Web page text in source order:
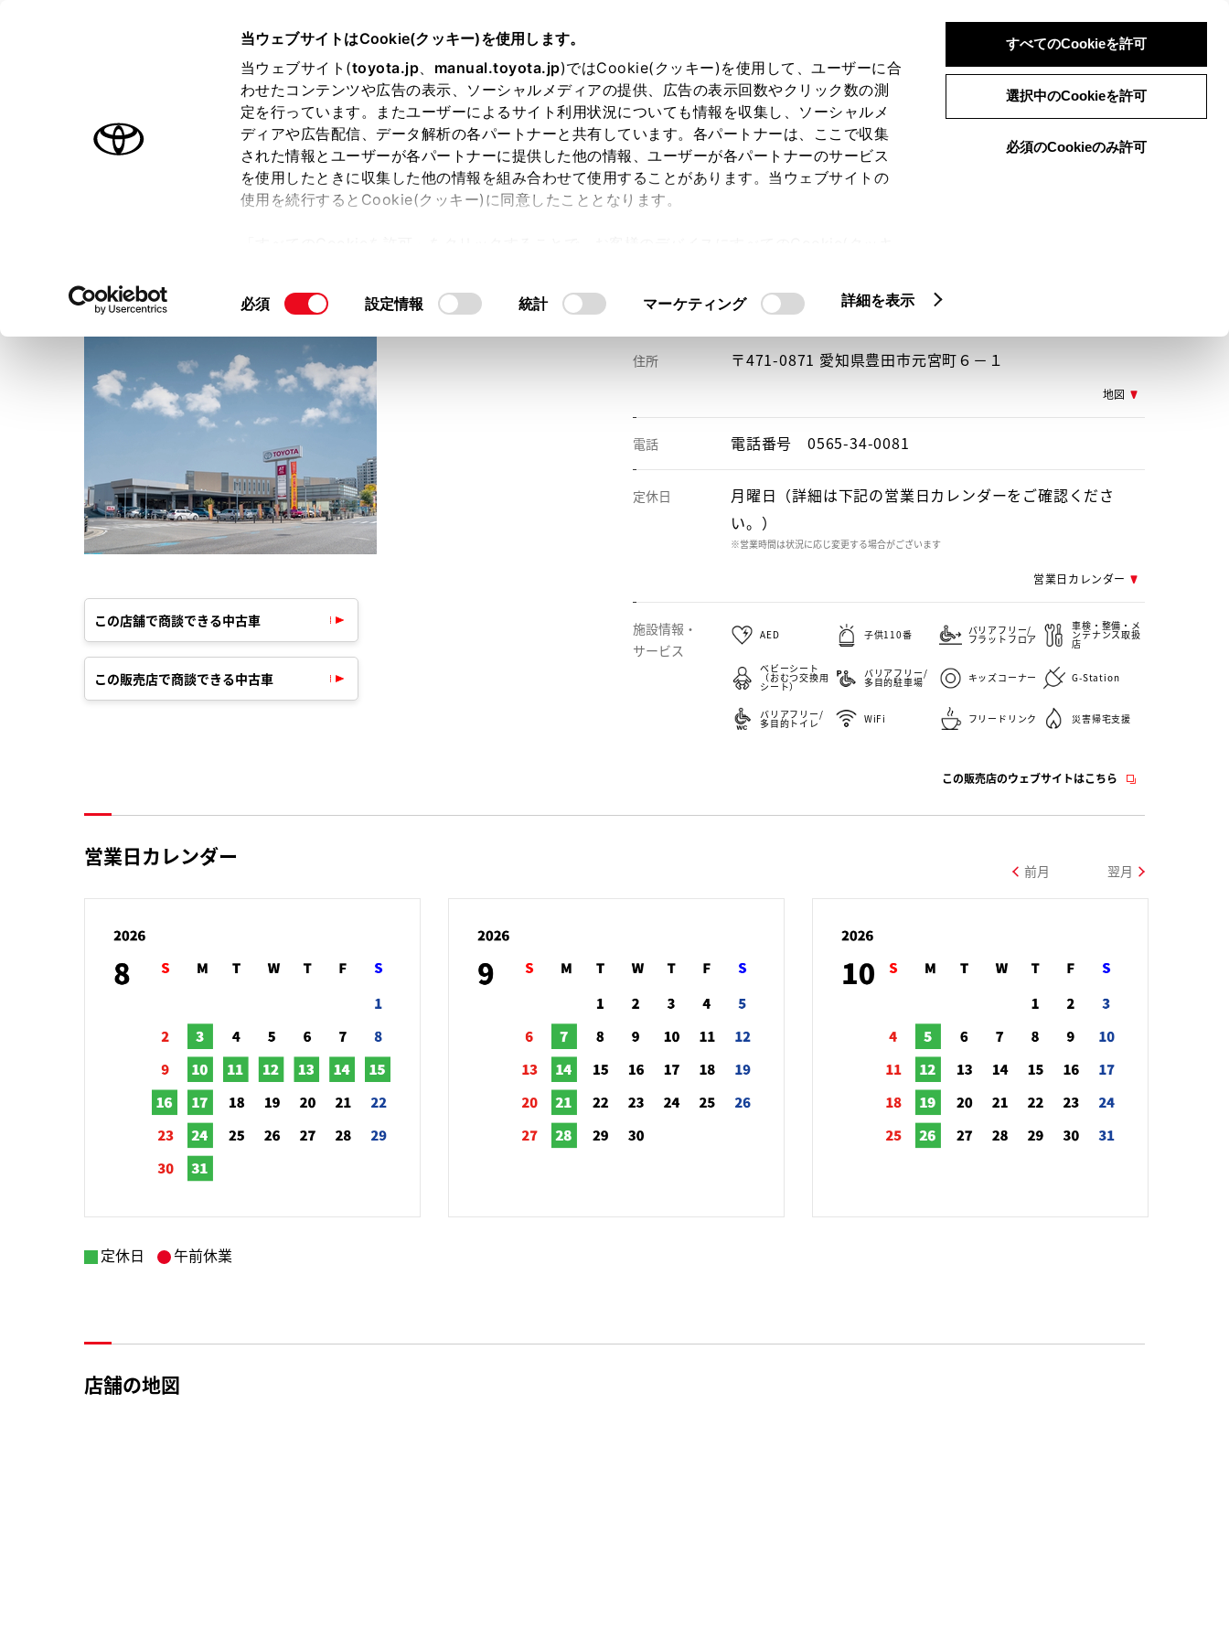
当ウェブサイトはCookie(クッキー)を使用します。
当ウェブサイト(toyota.jp、 manual.toyota.jp)ではCookie(クッキー)を使用して、ユーザーに合
わせたコンテンツや広告の表示、ソーシャルメディアの提供、広告の表示回数やクリック数の測
定を行っています。またユーザーによるサイト利用状況についても情報を収集し、ソーシャルメ
ディアや広告配信、データ解析の各パートナーと共有しています。各パートナーは、ここで収集
された情報とユーザーが各パートナーに提供した他の情報、ユーザーが各パートナーのサービス
を使用したときに収集した他の情報を組み合わせて使用することがあります。当ウェブサイトの
使用を続行するとCookie(クッキー)に同意したこととなります。
て」をご覧ください。
同
選
択
必須 設定情報 統計 マーケティング 詳細を表示
すべてのCookieを許可
選択中のCookieを許可
必須のCookieのみ許可
ログイン 検索 メニュー
オーナーサポート トピックス
トヨタ認定中古車 メニュー
トヨタ認定中古車の魅力 3つの買い方 オンライン購入 お気に入り
豊田元宮店
この店舗で商談できる中古車
この販売店で商談できる中古車
住所 〒471-0871 愛知県豊田市元宮町６－１
地図
電話 電話番号 0565-34-0081
定休日
月曜日（詳細は下記の営業日カレンダーをご確認くださ
い。）
※営業時間は状況に応じ変更する場合がございます
営業日カレンダー
施設情報・
サービス
AED 子供110番 バリアフリー/
フラットフロア
車検・整備・メ
ンテナンス取扱
店
ベビーシート
（おむつ交換用
シート）
バリアフリー/
多目的駐車場 キッズコーナー G-Station
バリアフリー/
多目的トイレ WiFi フリードリンク 災害帰宅支援
この販売店のウェブサイトはこちら
営業日カレンダー
前月 翌月
定休日 午前休業
店舗の地図